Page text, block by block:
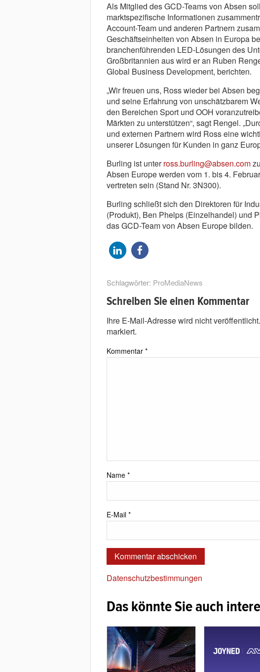
Als Mitglied des GCD-Teams von Absen
marktspezifische Informationen
Account-Team und anderen Partnern
Geschäftseinheiten von Absen in Europa
branchenführenden LED-Lösungen des
Großbritannien aus wird er an Ruben
Global Business Development, berichten.
„Wir freuen uns, Ross wieder bei Absen
und seine Erfahrung von unschätzbarem
den Bereichen Sport und OOH
Märkten zu unterstützen“, sagt Rengel.
und externen Partnern wird Ross eine
unserer Lösungen für Kunden in ganz
Burling ist unterross.burling@absen.com
Absen Europe werden vom 1. bis 4.
vertreten sein (Stand Nr. 3N300).
Burling schließt sich den Direktoren für
(Produkt), Ben Phelps (Einzelhandel) und
das GCD-Team von Absen Europe bilden.
Schlagwörter: ProMediaNews
Schreiben Sie einen Kommentar
Ihre E-Mail-Adresse wird nicht veröffentlicht.
markiert.
Kommentar *
Name *
E-Mail *
Datenschutzbestimmungen
Das könnte Sie auch